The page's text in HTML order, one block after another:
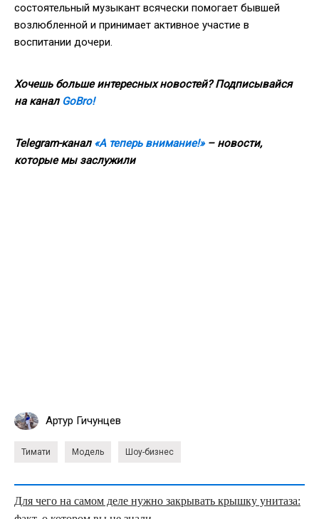
состоятельный музыкант всячески помогает бывшей
возлюбленной и принимает активное участие в
воспитании дочери.
Хочешь больше интересных новостей? Подписывайся
на канал GoBro!
Telegram-канал «А теперь внимание!»– новости,
которые мы заслужили
Артур Гичунцев
Тимати Модель Шоу-бизнес
Для чего на самом деле нужно закрывать крышку унитаза: